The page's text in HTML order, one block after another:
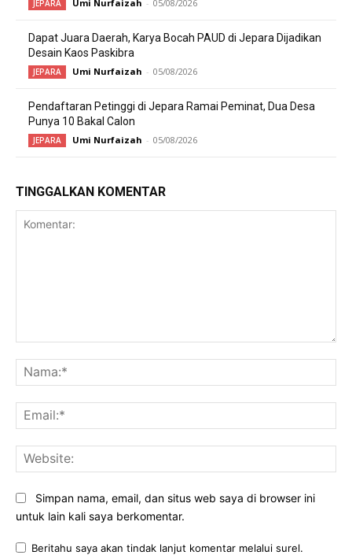
JEPARA Umi Nurfaizah - 05/08/2026
Dapat Juara Daerah, Karya Bocah PAUD di Jepara Dijadikan
Desain Kaos Paskibra
JEPARA Umi Nurfaizah - 05/08/2026
Pendaftaran Petinggi di Jepara Ramai Peminat, Dua Desa
Punya 10 Bakal Calon
JEPARA Umi Nurfaizah - 05/08/2026
TINGGALKAN KOMENTAR
Simpan nama, email, dan situs web saya di browser ini
untuk lain kali saya berkomentar.
Beritahu saya akan tindak lanjut komentar melalui surel.